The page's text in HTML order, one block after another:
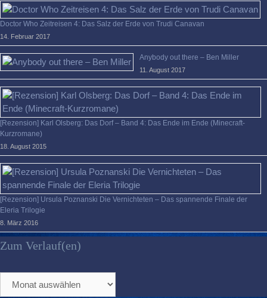
Doctor Who Zeitreisen 4: Das Salz der Erde von Trudi Canavan
14. Februar 2017
Anybody out there – Ben Miller
11. August 2017
[Rezension] Karl Olsberg: Das Dorf – Band 4: Das Ende im Ende (Minecraft-
Kurzromane)
18. August 2015
[Rezension] Ursula Poznanski Die Vernichteten – Das spannende Finale der
Eleria Trilogie
8. März 2016
Zum Verlauf(en)
Verlauf(en)